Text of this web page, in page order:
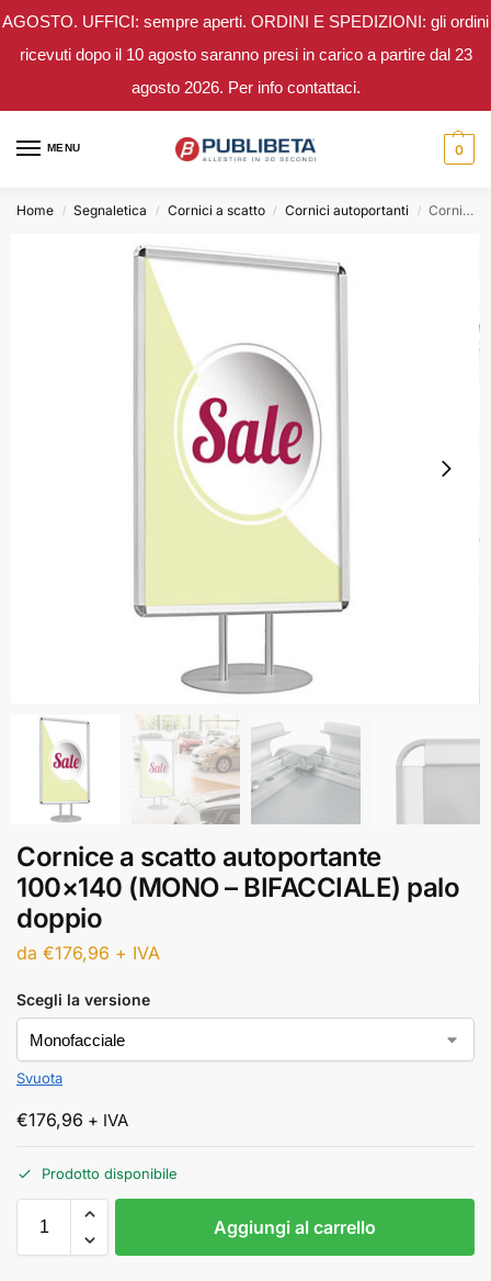
AGOSTO. UFFICI: sempre aperti. ORDINI E SPEDIZIONI: gli ordini
ricevuti dopo il 10 agosto saranno presi in carico a partire dal 23
agosto 2026. Per info contattaci.
MENU 0
Home / Segnaletica / Cornici a scatto / Cornici autoportanti / Cornice a scatto autoportante 100×140 (MONO – BIFACCIALE) palo doppio
Cornice a scatto autoportante
100×140 (MONO – BIFACCIALE) palo
doppio
da €176,96 + IVA
Scegli la versione
Svuota
€176,96 + IVA
Prodotto disponibile
Aggiungi al carrello